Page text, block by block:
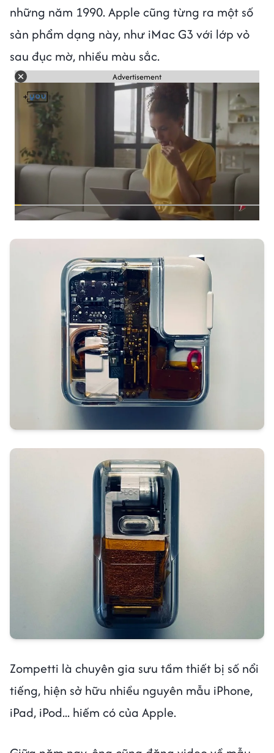
những năm 1990. Apple cũng từng ra một số
sản phẩm dạng này, như iMac G3 với lớp vỏ
sau đục mờ, nhiều màu sắc.
Advertisement
Zompetti là chuyên gia sưu tầm thiết bị số nổi
tiếng, hiện sở hữu nhiều nguyên mẫu iPhone,
iPad, iPod... hiếm có của Apple.